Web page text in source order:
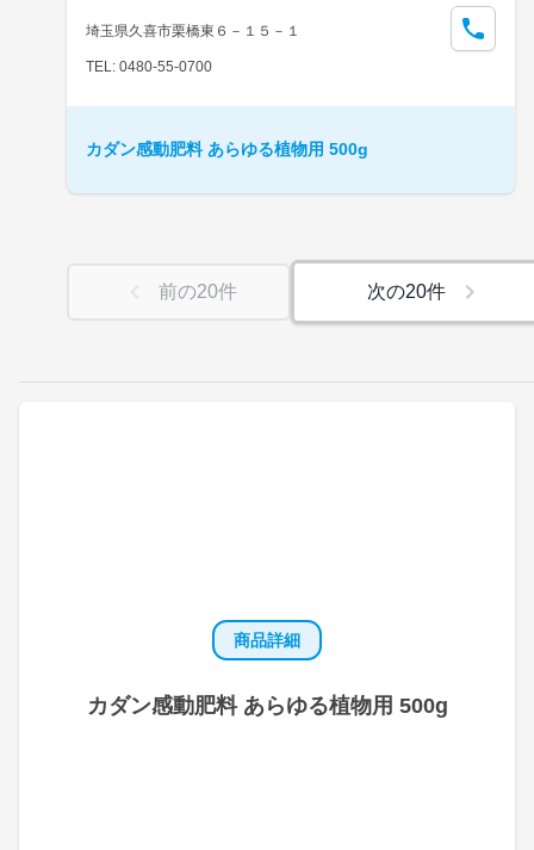
商品詳細
カダン感動肥料 あらゆる植物用 500g
埼玉県久喜市栗橋東６－１５－１
TEL: 0480-55-0700
カダン感動肥料 あらゆる植物用 500g
前の20件 次の20件